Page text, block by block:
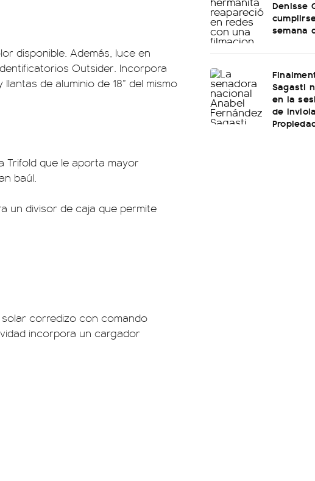
disponible. Además, luce en
Outsider. Incorpora
de aluminio de 18” del mismo
Trifold que le aporta mayor
baúl.
un divisor de caja que permite
corredizo con comando
incorpora un cargador
Denisse
semana
Sagasti
en la
de